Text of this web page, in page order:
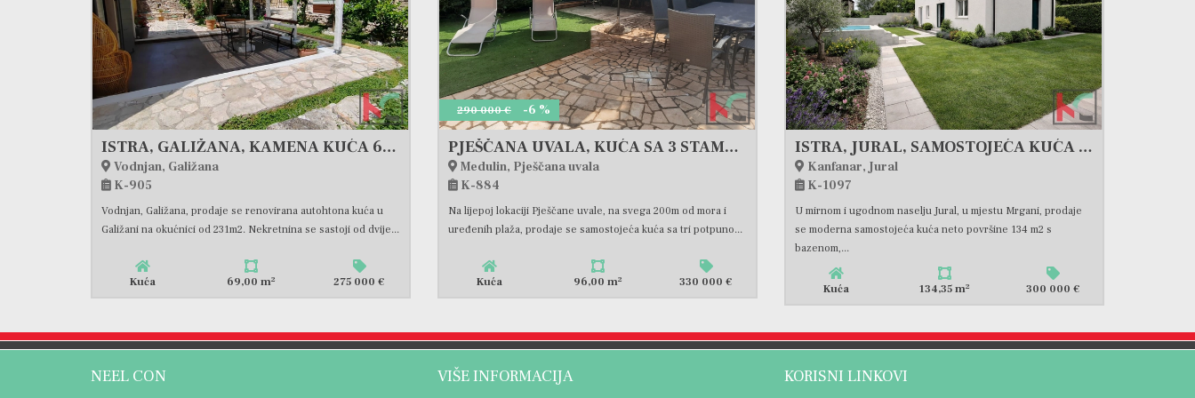
ISTRA, GALIŽANA, KAMENA KUĆA 69M2 NA 231m2 OKUĆNICE, #PRODAJA
Vodnjan, Galižana
K-905
Vodnjan, Galižana, prodaje se renovirana autohtona kuća u
Galižani na okućnici od 231m2. Nekretnina se sastoji od dvije...
Kuća 69,00 m2 275 000 €
290 000 € -6 %
PJEŠČANA UVALA, KUĆA SA 3 STAMBENE JEDINICE NA 200M OD PLAŽE, #PRODAJA
Medulin, Pješčana uvala
K-884
Na lijepoj lokaciji Pješčane uvale, na svega 200m od mora i
uređenih plaža, prodaje se samostojeća kuća sa tri potpuno...
Kuća 96,00 m2 330 000 €
ISTRA, JURAL, SAMOSTOJEĆA KUĆA S BAZENOM
Kanfanar, Jural
K-1097
U mirnom i ugodnom naselju Jural, u mjestu Mrgani, prodaje
se moderna samostojeća kuća neto površine 134 m2 s
bazenom,...
Kuća 134,35 m2 300 000 €
NEEL CON VIŠE INFORMACIJA KORISNI LINKOVI